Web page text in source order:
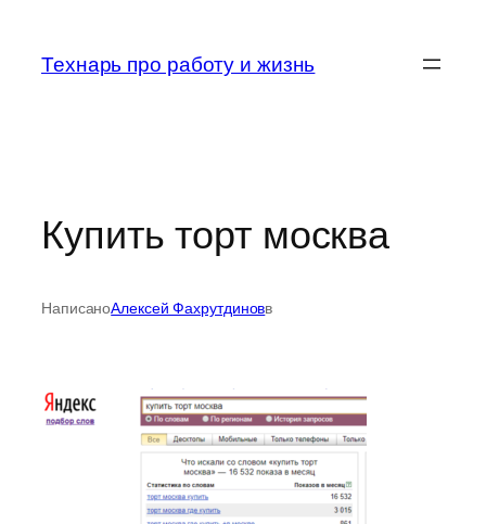
содержимому
Технарь про работу и жизнь
Купить торт москва
НаписаноАлексей Фахрутдиновв